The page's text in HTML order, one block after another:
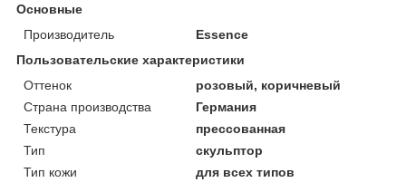
Основные
Производитель
Essence
Пользовательские характеристики
Оттенок
розовый, коричневый
Страна производства
Германия
Текстура
прессованная
Тип
скульптор
Тип кожи
для всех типов